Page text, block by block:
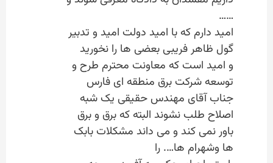
……
امید دارم که با امید دولت امید و تدبیر
گول ظاهر فریبی بعضی ها را نخورید
و امید است که معاونت محترم طرح و
توسعه شرکت برق منطقه ای فارس
جناب آقای مهندس حقیقی یک شبه
اصلاح طلب نشوند البته که برق و برق
باور نمی کند و می داند مشکلات بابک
ها وشهرام ها…. را